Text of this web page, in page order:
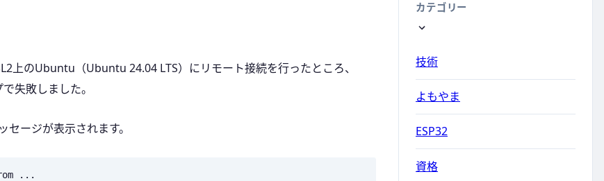
上のUbuntu（Ubuntu 24.04 LTS）にリモート接続を行ったところ、
失敗しました。
ージが表示されます。
...
カテゴリー
技術
よもやま
ESP32
資格